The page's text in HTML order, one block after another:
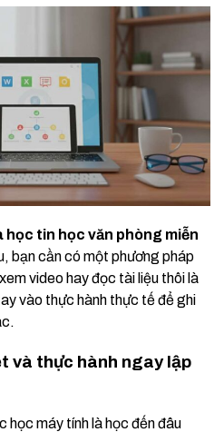
học tin học văn phòng miễn
bạn cần có một phương pháp
video hay đọc tài liệu thôi là
vào thực hành thực tế để ghi
và thực hành ngay lập
máy tính là học đến đâu